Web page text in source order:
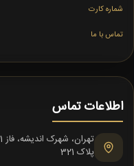
شماره کارت
تماس با ما
اطلاعات تماس
پلاک 321